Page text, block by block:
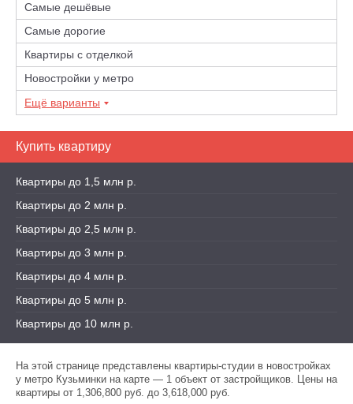
Самые дешёвые
Самые дорогие
Квартиры с отделкой
Новостройки у метро
Ещё варианты
Купить квартиру
Квартиры до 1,5 млн р.
Квартиры до 2 млн р.
Квартиры до 2,5 млн р.
Квартиры до 3 млн р.
Квартиры до 4 млн р.
Квартиры до 5 млн р.
Квартиры до 10 млн р.
На этой странице представлены квартиры-студии в новостройках
у метро Кузьминки на карте — 1 объект от застройщиков. Цены на
квартиры от 1,306,800 руб. до 3,618,000 руб.